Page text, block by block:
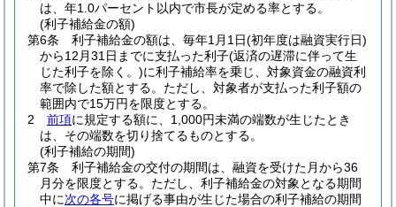
は、年1.0パーセント以内で市長が定める率とする。
(利子補給金の額)
第6条
利子補給金の額は、毎年1月1日(初年度は融資実行日)
から12月31日までに支払った利子(返済の遅滞に伴って生
じた利子を除く。)に利子補給率を乗じ、対象資金の融資利
率で除した額とする。 ただし、対象者が支払った利子額の
範囲内で15万円を限度とする。
2
前項に規定する額に、1,000円未満の端数が生じたとき
は、その端数を切り捨てるものとする。
(利子補給の期間)
第7条
利子補給金の交付の期間は、融資を受けた月から36
月分を限度とする。 ただし、利子補給金の対象となる期間
中に次の各号に掲げる事由が生じた場合の利子補給の期間